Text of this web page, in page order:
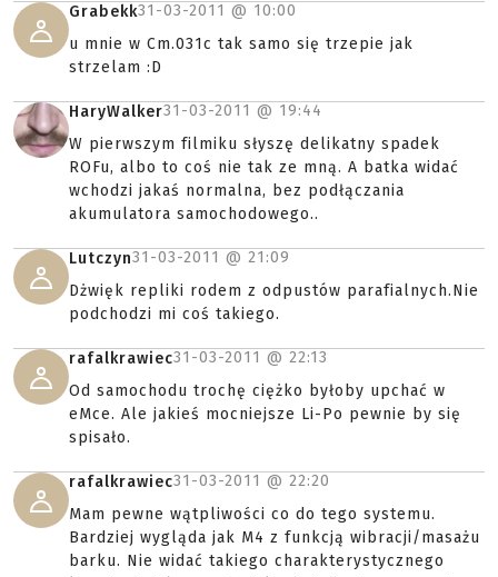
Grabekk31-03-2011 @ 10:00
u mnie w Cm.031c tak samo się trzepie jak
strzelam :D
HaryWalker31-03-2011 @ 19:44
W pierwszym filmiku słyszę delikatny spadek
ROFu, albo to coś nie tak ze mną. A batka widać
wchodzi jakaś normalna, bez podłączania
akumulatora samochodowego..
Lutczyn31-03-2011 @ 21:09
Dżwięk repliki rodem z odpustów parafialnych.Nie
podchodzi mi coś takiego.
rafalkrawiec31-03-2011 @ 22:13
Od samochodu trochę ciężko byłoby upchać w
eMce. Ale jakieś mocniejsze Li-Po pewnie by się
spisało.
rafalkrawiec31-03-2011 @ 22:20
Mam pewne wątpliwości co do tego systemu.
Bardziej wygląda jak M4 z funkcją wibracji/masażu
barku. Nie widać takiego charakterystycznego